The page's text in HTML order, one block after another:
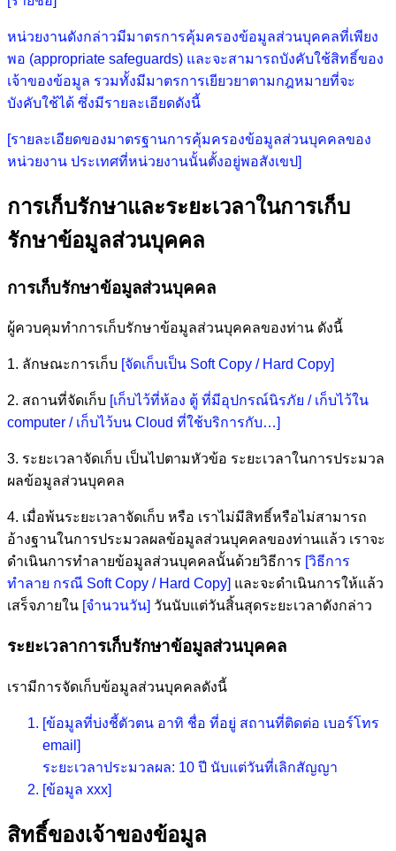
หน่วยงานดังกล่าวมีมาตรการคุ้มครองข้อมูลส่วนบุคคลที่เพียง
พอ (appropriate safeguards) และจะสามารถบังคับใช้สิทธิ์ของ
เจ้าของข้อมูล รวมทั้งมีมาตรการเยียวยาตามกฎหมายที่จะ
บังคับใช้ได้ ซึ่งมีรายละเอียดดังนี้
[รายละเอียดของมาตรฐานการคุ้มครองข้อมูลส่วนบุคคลของ
หน่วยงาน ประเทศที่หน่วยงานนั้นตั้งอยู่พอสังเขป]
การเก็บรักษาและระยะเวลาในการเก็บ
รักษาข้อมูลส่วนบุคคล
การเก็บรักษาข้อมูลส่วนบุคคล
ผู้ควบคุมทำการเก็บรักษาข้อมูลส่วนบุคคลของท่าน ดังนี้
1. ลักษณะการเก็บ [จัดเก็บเป็น Soft Copy / Hard Copy]
2. สถานที่จัดเก็บ [เก็บไว้ที่ห้อง ตู้ ที่มีอุปกรณ์นิรภัย / เก็บไว้ใน
computer / เก็บไว้บน Cloud ที่ใช้บริการกับ…]
3. ระยะเวลาจัดเก็บ เป็นไปตามหัวข้อ ระยะเวลาในการประมวล
ผลข้อมูลส่วนบุคคล
4. เมื่อพ้นระยะเวลาจัดเก็บ หรือ เราไม่มีสิทธิ์หรือไม่สามารถ
อ้างฐานในการประมวลผลข้อมูลส่วนบุคคลของท่านแล้ว เราจะ
ดำเนินการทำลายข้อมูลส่วนบุคคลนั้นด้วยวิธีการ [วิธีการ
ทำลาย กรณี Soft Copy / Hard Copy] และจะดำเนินการให้แล้ว
เสร็จภายใน [จำนวนวัน] วันนับแต่วันสิ้นสุดระยะเวลาดังกล่าว
ระยะเวลาการเก็บรักษาข้อมูลส่วนบุคคล
เรามีการจัดเก็บข้อมูลส่วนบุคคลดังนี้
[ข้อมูลที่บ่งชี้ตัวตน อาทิ ชื่อ ที่อยู่ สถานที่ติดต่อ เบอร์โทร
email]
ระยะเวลาประมวลผล: 10 ปี นับแต่วันที่เลิกสัญญา
[ข้อมูล xxx]
สิทธิ์ของเจ้าของข้อมูล